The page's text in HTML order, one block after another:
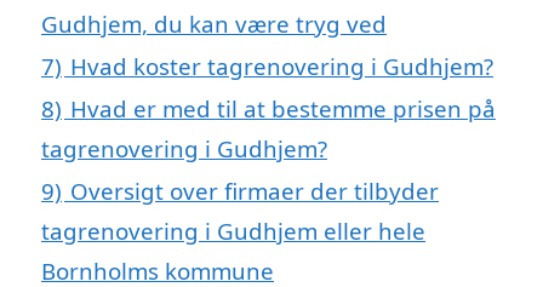
Gudhjem, du kan være tryg ved
7) Hvad koster tagrenovering i Gudhjem?
8) Hvad er med til at bestemme prisen på
tagrenovering i Gudhjem?
9) Oversigt over firmaer der tilbyder
tagrenovering i Gudhjem eller hele
Bornholms kommune